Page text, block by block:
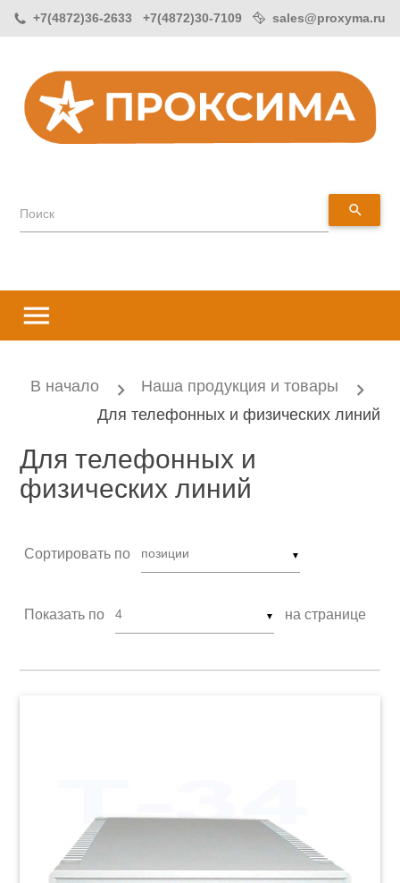
+7(4872)36-2633 +7(4872)30-7109 sales@proxyma.ru
Поиск search
menu
В начало
Наша продукция и товары
Для телефонных и физических линий
Для телефонных и
физических линий
Сортировать по ▼
Показать по ▼ на странице